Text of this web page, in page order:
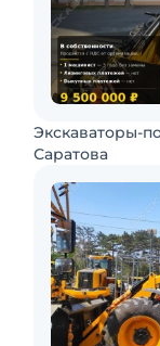
Экскаваторы-
Саратова